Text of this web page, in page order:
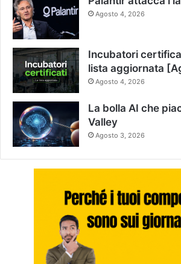
Agosto 4, 2026
Incubatori
lista aggiornata
Agosto 4, 2026
La bolla AI che
Valley
Agosto 3, 2026